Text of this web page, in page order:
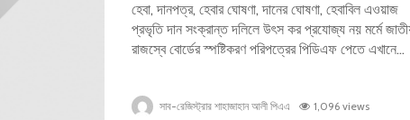
হেবা, দানপত্র, হেবার ঘোষণা, দানের ঘোষণা, হেবাবিল এওয়াজ
প্রভৃতি দান সংক্রান্ত দলিলে উৎস কর প্রযোজ্য নয় মর্মে
রাজস্বে বোর্ডের স্পষ্টিকরণ পরিপত্রের পিডিএফ পেতে এখানে...
সাব-রেজিস্ট্রার শাহাজাহান আলী পিএএ 1,096 views